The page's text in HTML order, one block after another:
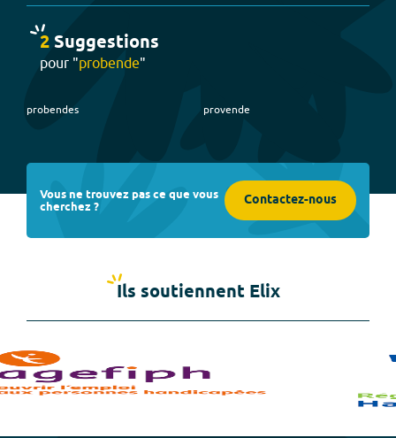
2Suggestions
pour "probende"
probendes provende
Vous ne trouvez pas ce que vous
cherchez ? Contactez-nous
Ils soutiennent Elix